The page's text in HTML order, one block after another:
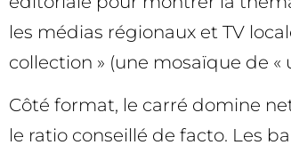
les médias régionaux et TV
collection » (une mosaïque de
Côté format, le carré domine
le ratio conseillé de facto. Les